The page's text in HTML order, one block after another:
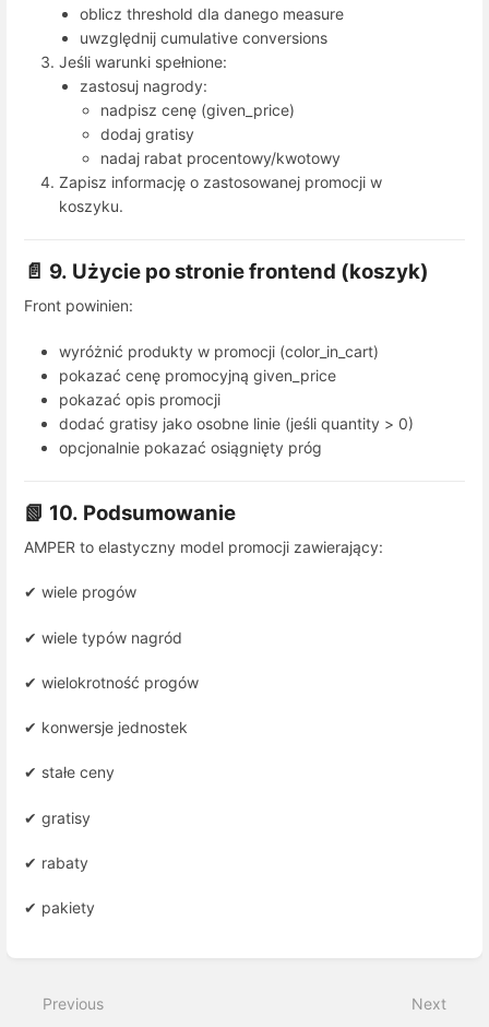
oblicz threshold dla danego measure
uwzględnij cumulative conversions
Jeśli warunki spełnione:
zastosuj nagrody:
nadpisz cenę (given_price)
dodaj gratisy
nadaj rabat procentowy/kwotowy
Zapisz informację o zastosowanej promocji w
koszyku.
📄 9. Użycie po stronie frontend (koszyk)
Front powinien:
wyróżnić produkty w promocji (color_in_cart)
pokazać cenę promocyjną given_price
pokazać opis promocji
dodać gratisy jako osobne linie (jeśli quantity > 0)
opcjonalnie pokazać osiągnięty próg
📗 10. Podsumowanie
AMPER to elastyczny model promocji zawierający:
✔ wiele progów
✔ wiele typów nagród
✔ wielokrotność progów
✔ konwersje jednostek
✔ stałe ceny
✔ gratisy
✔ rabaty
✔ pakiety
mode
Previous Next